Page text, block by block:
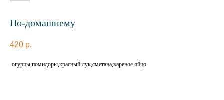
По-домашнему
420 р.
-огурцы,помидоры,красный лук,сметана,вареное яйцо